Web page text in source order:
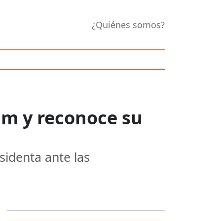
¿Quiénes somos?
y reconoce su
ante las